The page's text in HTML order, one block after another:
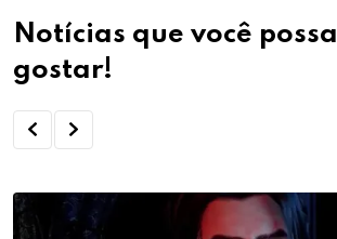
Notícias que você possa
gostar!